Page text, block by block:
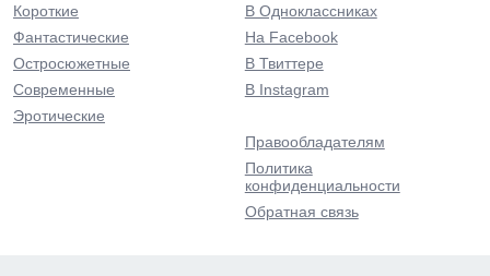
Короткие
Фантастические
Остросюжетные
Современные
Эротические
В Одноклассниках
На Facebook
В Твиттере
В Instagram
Правообладателям
Политика
конфиденциальности
Обратная связь